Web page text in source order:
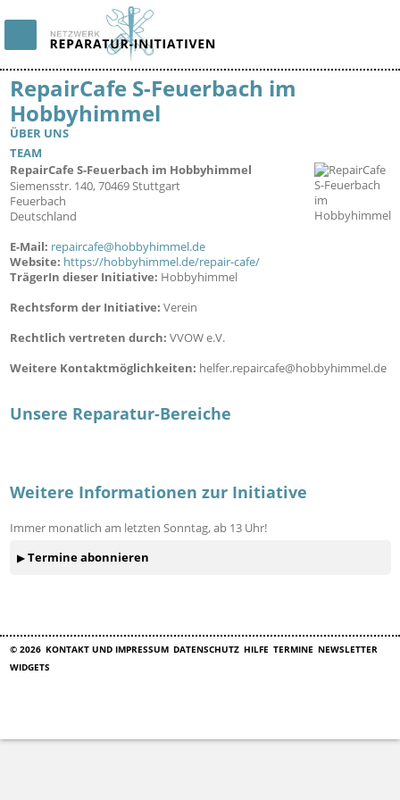
RepairCafe S-Feuerbach im
Hobbyhimmel
ÜBER UNS
TEAM
RepairCafe S-Feuerbach im Hobbyhimmel
Siemensstr. 140, 70469 Stuttgart
Feuerbach
Deutschland
E-Mail: repaircafe@hobbyhimmel.de
Website: https://hobbyhimmel.de/repair-cafe/
TrägerIn dieser Initiative: Hobbyhimmel
Rechtsform der Initiative:Verein
Rechtlich vertreten durch:VVOW e.V.
Weitere Kontaktmöglichkeiten: helfer.repaircafe@hobbyhimmel.de
Unsere Reparatur-Bereiche
Weitere Informationen zur Initiative
Immer monatlich am letzten Sonntag, ab 13 Uhr!
Termine abonnieren
© 2026 KONTAKT UND IMPRESSUM DATENSCHUTZ HILFE TERMINE NEWSLETTER
WIDGETS